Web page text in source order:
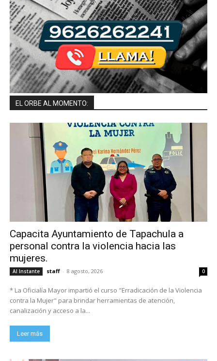
EL ORBE AL MOMENTO:
Capacita Ayuntamiento de Tapachula a
personal contra la violencia hacia las
mujeres.
Al Instante staff - 8 agosto, 2026 0
* La Oficialía Mayor impartió el curso "Erradicación de la Violencia
contra la Mujer" para brindar herramientas de atención,
canalización y acceso a la...
Leer más